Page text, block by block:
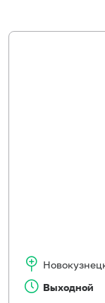
Выходной